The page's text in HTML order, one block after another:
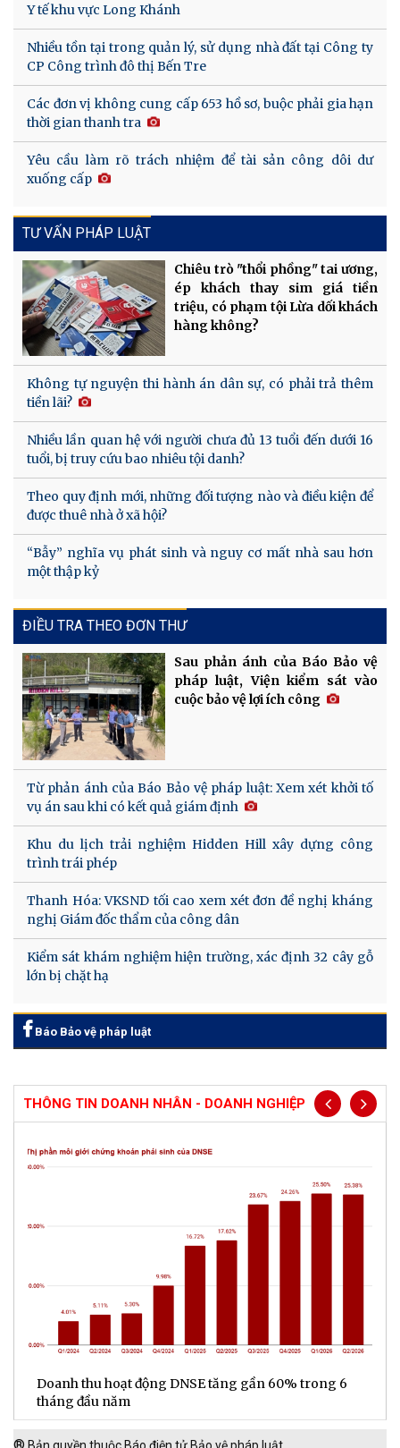
Y tế khu vực Long Khánh
Nhiều tồn tại trong quản lý, sử dụng nhà đất tại Công ty
CP Công trình đô thị Bến Tre
Các đơn vị không cung cấp 653 hồ sơ, buộc phải gia hạn
thời gian thanh tra
Yêu cầu làm rõ trách nhiệm để tài sản công dôi dư
xuống cấp
TƯ VẤN PHÁP LUẬT
Chiêu trò "thổi phồng" tai ương,
ép khách thay sim giá tiền
triệu, có phạm tội Lừa dối khách
hàng không?
Không tự nguyện thi hành án dân sự, có phải trả thêm
tiền lãi?
Nhiều lần quan hệ với người chưa đủ 13 tuổi đến dưới 16
tuổi, bị truy cứu bao nhiêu tội danh?
Theo quy định mới, những đối tượng nào và điều kiện để
được thuê nhà ở xã hội?
“Bẫy” nghĩa vụ phát sinh và nguy cơ mất nhà sau hơn
một thập kỷ
ĐIỀU TRA THEO ĐƠN THƯ
Sau phản ánh của Báo Bảo vệ
pháp luật, Viện kiểm sát vào
cuộc bảo vệ lợi ích công
Từ phản ánh của Báo Bảo vệ pháp luật: Xem xét khởi tố
vụ án sau khi có kết quả giám định
Khu du lịch trải nghiệm Hidden Hill xây dựng công
trình trái phép
Thanh Hóa: VKSND tối cao xem xét đơn đề nghị kháng
nghị Giám đốc thẩm của công dân
Kiểm sát khám nghiệm hiện trường, xác định 32 cây gỗ
lớn bị chặt hạ
Báo Bảo vệ pháp luật
THÔNG TIN DOANH NHÂN - DOANH NGHIỆP
Doanh thu hoạt động DNSE tăng gần 60% trong 6
tháng đầu năm